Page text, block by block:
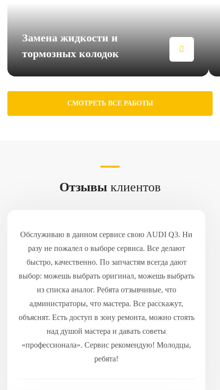
Замена жидкости и
тормозных колодок
СМОТРЕТЬ ВСЕ РАБОТЫ
Отзывы клиентов
Обслуживаю в данном сервисе свою AUDI Q3. Ни
разу не пожалел о выборе сервиса. Все делают
быстро, качественно. По запчастям всегда дают
выбор: можешь выбрать оригинал, можешь выбрать
из списка аналог. Ребята отзывчивые, что
администраторы, что мастера. Все расскажут,
объяснят. Есть доступ в зону ремонта, можно стоять
над душой мастера и давать советы
«профессионала». Сервис рекомендую! Молодцы,
ребята!